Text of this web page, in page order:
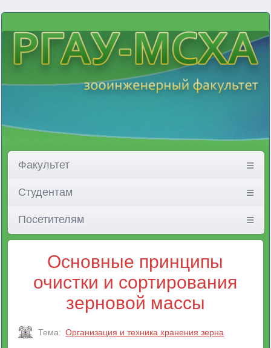
Факультет
Студентам
Посетителям
Основные принципы
очистки и сортирования
зерновой массы
Тема: Организация и техника хранения зерна